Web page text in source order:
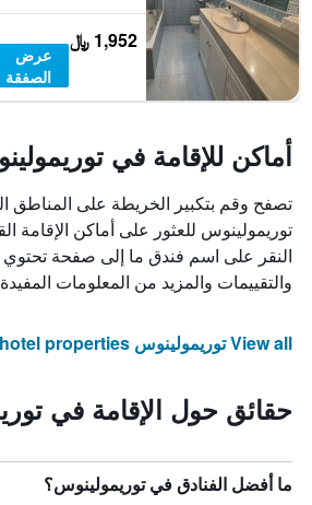
1,952 ﷼
عرض
الصفقة
أماكن للإقامة في
تصفح وقم بتكبير الخريطة على المناطق
توريمولينوس للعثور على أماكن الإقامة
النقر على اسم فندق ما إلى صفحة تحتوي
والتقييمات والمزيد من المعلومات
View all توريمولينوس hotel properties
حقائق حول الإقامة في
ما أفضل الفنادق في توريمولينوس؟